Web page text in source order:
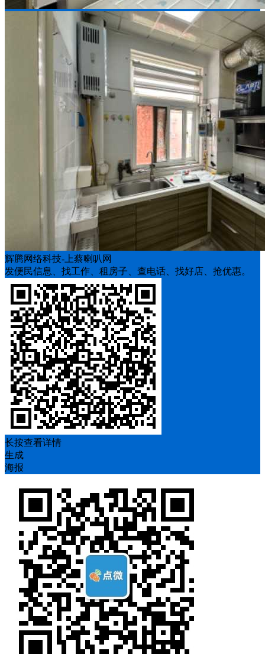
辉腾网络科技-上蔡喇叭网
发便民信息、找工作、租房子、查电话、找好店、抢优惠。
长按查看详情
生成
海报